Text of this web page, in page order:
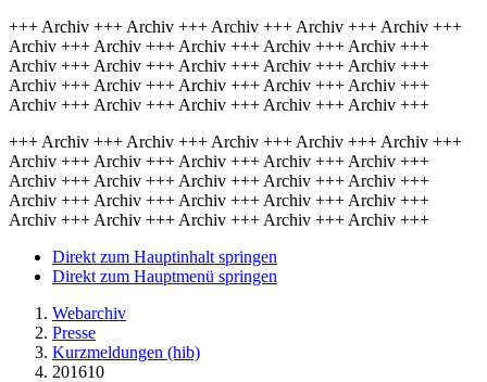
+++ Archiv +++ Archiv +++ Archiv +++ Archiv +++ Archiv +++
Archiv +++ Archiv +++ Archiv +++ Archiv +++ Archiv +++
Archiv +++ Archiv +++ Archiv +++ Archiv +++ Archiv +++
Archiv +++ Archiv +++ Archiv +++ Archiv +++ Archiv +++
Archiv +++ Archiv +++ Archiv +++ Archiv +++ Archiv +++
+++ Archiv +++ Archiv +++ Archiv +++ Archiv +++ Archiv +++
Archiv +++ Archiv +++ Archiv +++ Archiv +++ Archiv +++
Archiv +++ Archiv +++ Archiv +++ Archiv +++ Archiv +++
Archiv +++ Archiv +++ Archiv +++ Archiv +++ Archiv +++
Archiv +++ Archiv +++ Archiv +++ Archiv +++ Archiv +++
Direkt zum Hauptinhalt springen
Direkt zum Hauptmenü springen
Webarchiv
Presse
Kurzmeldungen (hib)
201610